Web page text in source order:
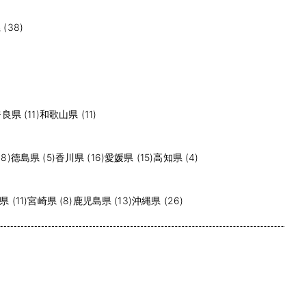
(38)
県 (11)和歌山県 (11)
徳島県 (5)香川県 (16)愛媛県 (15)高知県 (4)
(11)宮崎県 (8) 鹿児島県 (13)沖縄県 (26)